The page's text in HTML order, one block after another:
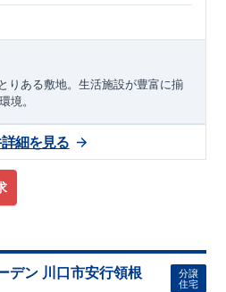
りある敷地。生活施設が豊富に揃
境。
細を見る
デン 川口市安行領根
分譲
住宅